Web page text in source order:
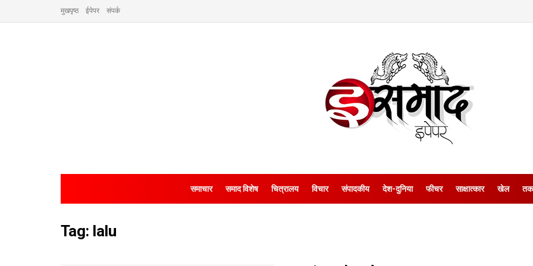
मुखपृष्ठ ईपेपर संपर्क
समाचार समाद विशेष चित्रालय विचार संपादकीय देश-दुनिया फीचर साक्षात्‍कार खेल
Tag: lalu